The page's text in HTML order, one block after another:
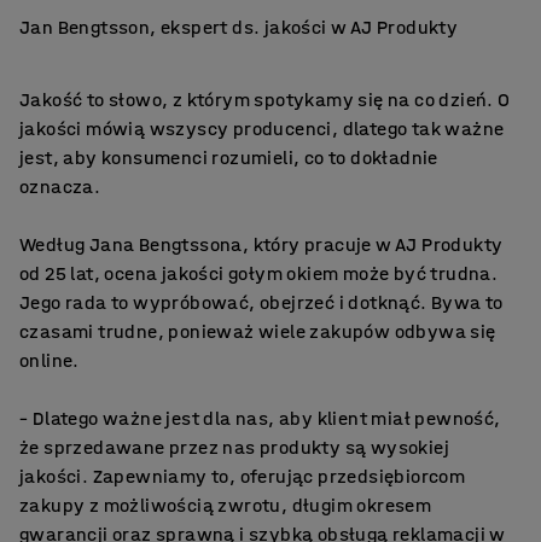
Jan Bengtsson, ekspert ds. jakości w AJ Produkty
Jakość to słowo, z którym spotykamy się na co dzień. O
jakości mówią wszyscy producenci, dlatego tak ważne
jest, aby konsumenci rozumieli, co to dokładnie
oznacza.
Według Jana Bengtssona, który pracuje w AJ Produkty
od 25 lat, ocena jakości gołym okiem może być trudna.
Jego rada to wypróbować, obejrzeć i dotknąć. Bywa to
czasami trudne, ponieważ wiele zakupów odbywa się
online.
– Dlatego ważne jest dla nas, aby klient miał pewność,
że sprzedawane przez nas produkty są wysokiej
jakości. Zapewniamy to, oferując przedsiębiorcom
zakupy z możliwością zwrotu, długim okresem
gwarancji oraz sprawną i szybką obsługą reklamacji w